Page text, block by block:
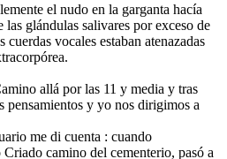
el nudo en la garganta hacía
glándulas salivares por exceso de
vocales estaban atenazadas
allá por las 11 y media y tras
pensamientos y yo nos dirigimos a
me di cuenta : cuando
camino del cementerio, pasó a